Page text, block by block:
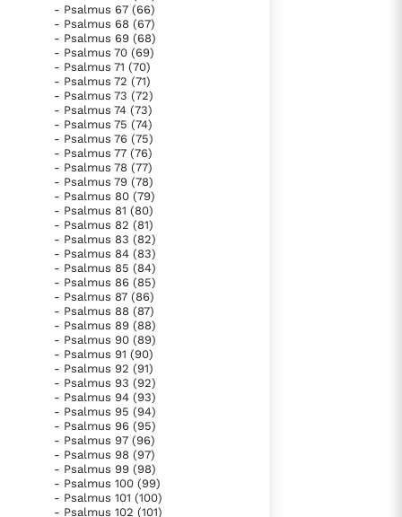
- Psalmus 67 (66)
- Psalmus 68 (67)
- Psalmus 69 (68)
- Psalmus 70 (69)
- Psalmus 71 (70)
- Psalmus 72 (71)
- Psalmus 73 (72)
- Psalmus 74 (73)
- Psalmus 75 (74)
- Psalmus 76 (75)
- Psalmus 77 (76)
- Psalmus 78 (77)
- Psalmus 79 (78)
- Psalmus 80 (79)
- Psalmus 81 (80)
- Psalmus 82 (81)
- Psalmus 83 (82)
- Psalmus 84 (83)
- Psalmus 85 (84)
- Psalmus 86 (85)
- Psalmus 87 (86)
- Psalmus 88 (87)
- Psalmus 89 (88)
- Psalmus 90 (89)
- Psalmus 91 (90)
- Psalmus 92 (91)
- Psalmus 93 (92)
- Psalmus 94 (93)
- Psalmus 95 (94)
- Psalmus 96 (95)
- Psalmus 97 (96)
- Psalmus 98 (97)
- Psalmus 99 (98)
- Psalmus 100 (99)
- Psalmus 101 (100)
- Psalmus 102 (101)